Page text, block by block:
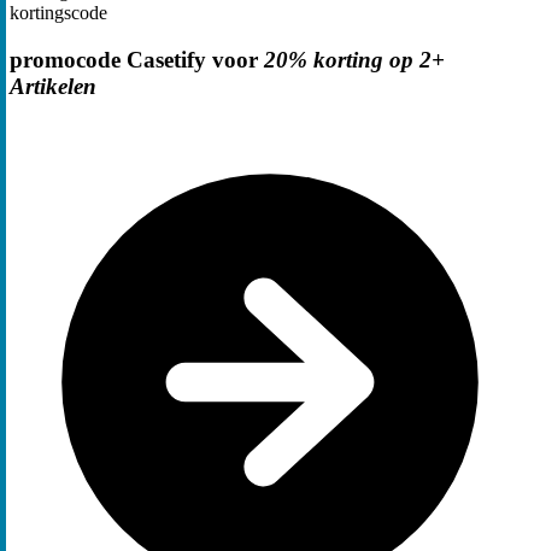
kortingscode
promocode Casetify voor 20% korting op 2+
Artikelen